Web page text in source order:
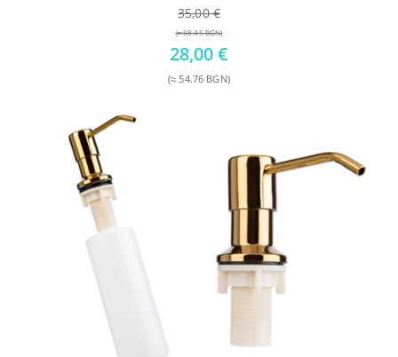
35,00€
(≈ 68.45 BGN)
Original
price
was:
28,00€
(≈ 54.76 BGN)
28,00 €.